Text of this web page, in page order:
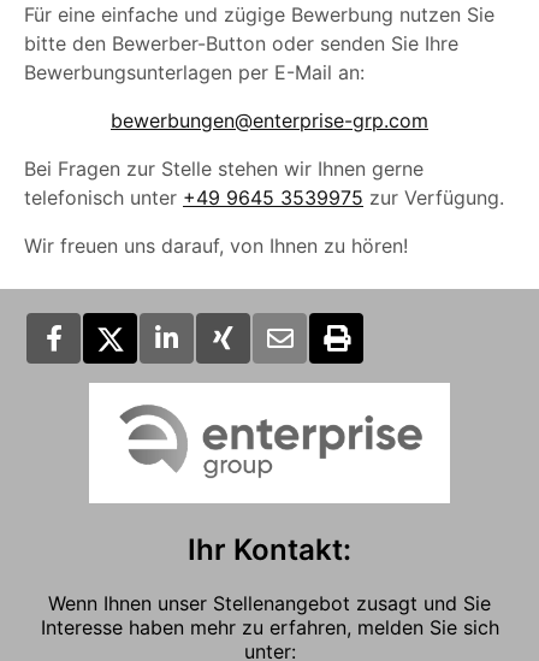
Für eine einfache und zügige Bewerbung nutzen Sie
bitte den Bewerber-Button oder senden Sie Ihre
Bewerbungsunterlagen per E-Mail an:
bewerbungen@enterprise-grp.com
Bei Fragen zur Stelle stehen wir Ihnen gerne
telefonisch unter +49 9645 3539975 zur Verfügung.
Wir freuen uns darauf, von Ihnen zu hören!
Ihr Kontakt:
Wenn Ihnen unser Stellenangebot zusagt und Sie
Interesse haben mehr zu erfahren, melden Sie sich
unter: